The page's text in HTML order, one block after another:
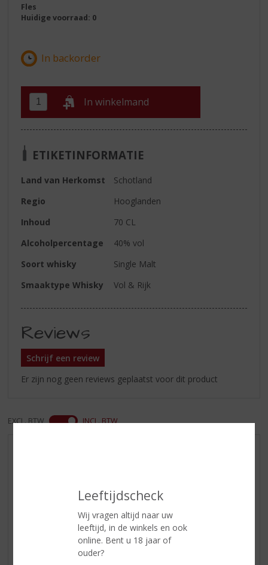
Leeftijdscheck
Wij vragen altijd naar uw
leeftijd, in de winkels en ook
online. Bent u 18 jaar of
ouder?
Fles
Huidige voorraad: 0
In winkelmand
ETIKETINFORMATIE
Land van Herkomst
Schotland
Regio
Hooglanden
Inhoud
70 CL
Alcoholpercentage
40% vol
Soort whisky
Single Malt
Smaaktype Whisky
Vol & Rijk
Reviews
Schrijf een review
Er zijn nog geen reviews geplaatst voor dit product
EXCL. BTW INCL. BTW
WHISKY VAN DE MAAND
RUM VAN DE MAAND
BIER VAN DE MAAND
SPIRIT VAN DE MAAND
EXCLUSIEF TOPSLIJTER